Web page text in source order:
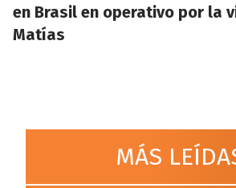
en Brasil en operativo por la
Matías
MÁS